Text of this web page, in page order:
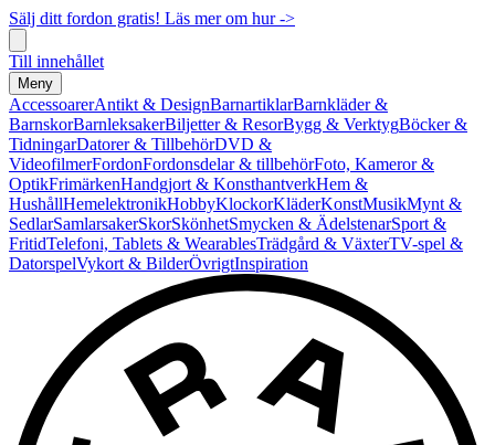
Sälj ditt fordon gratis! Läs mer om hur ->
Till innehållet
Meny
AccessoarerAntikt & DesignBarnartiklarBarnkläder &
BarnskorBarnleksakerBiljetter & ResorBygg & VerktygBöcker &
TidningarDatorer & TillbehörDVD &
VideofilmerFordonFordonsdelar & tillbehörFoto, Kameror &
OptikFrimärkenHandgjort & KonsthantverkHem &
HushållHemelektronikHobbyKlockorKläderKonstMusikMynt &
SedlarSamlarsakerSkorSkönhetSmycken & ÄdelstenarSport &
FritidTelefoni, Tablets & WearablesTrädgård & VäxterTV-spel &
DatorspelVykort & BilderÖvrigtInspiration